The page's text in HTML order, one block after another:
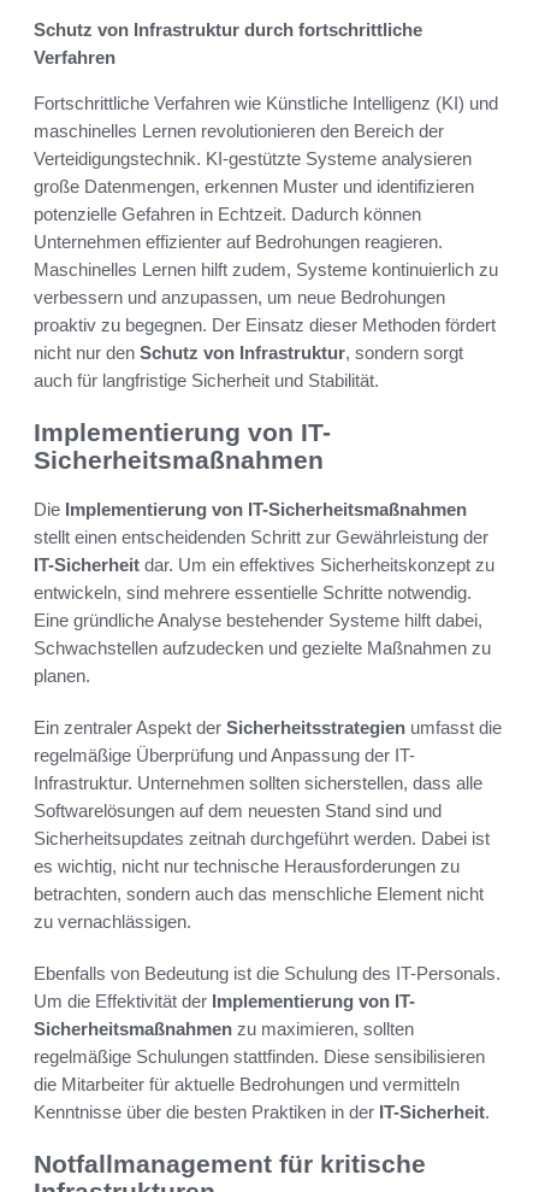
Schutz von Infrastruktur durch fortschrittliche
Verfahren
Fortschrittliche Verfahren wie Künstliche Intelligenz (KI) und
maschinelles Lernen revolutionieren den Bereich der
Verteidigungstechnik. KI-gestützte Systeme analysieren
große Datenmengen, erkennen Muster und identifizieren
potenzielle Gefahren in Echtzeit. Dadurch können
Unternehmen effizienter auf Bedrohungen reagieren.
Maschinelles Lernen hilft zudem, Systeme kontinuierlich zu
verbessern und anzupassen, um neue Bedrohungen
proaktiv zu begegnen. Der Einsatz dieser Methoden fördert
nicht nur den Schutz von Infrastruktur, sondern sorgt
auch für langfristige Sicherheit und Stabilität.
Implementierung von IT-
Sicherheitsmaßnahmen
Die Implementierung von IT-Sicherheitsmaßnahmen
stellt einen entscheidenden Schritt zur Gewährleistung der
IT-Sicherheit dar. Um ein effektives Sicherheitskonzept zu
entwickeln, sind mehrere essentielle Schritte notwendig.
Eine gründliche Analyse bestehender Systeme hilft dabei,
Schwachstellen aufzudecken und gezielte Maßnahmen zu
planen.
Ein zentraler Aspekt der Sicherheitsstrategien umfasst die
regelmäßige Überprüfung und Anpassung der IT-
Infrastruktur. Unternehmen sollten sicherstellen, dass alle
Softwarelösungen auf dem neuesten Stand sind und
Sicherheitsupdates zeitnah durchgeführt werden. Dabei ist
es wichtig, nicht nur technische Herausforderungen zu
betrachten, sondern auch das menschliche Element nicht
zu vernachlässigen.
Ebenfalls von Bedeutung ist die Schulung des IT-Personals.
Um die Effektivität der Implementierung von IT-
Sicherheitsmaßnahmen zu maximieren, sollten
regelmäßige Schulungen stattfinden. Diese sensibilisieren
die Mitarbeiter für aktuelle Bedrohungen und vermitteln
Kenntnisse über die besten Praktiken in der IT-Sicherheit.
Notfallmanagement für kritische